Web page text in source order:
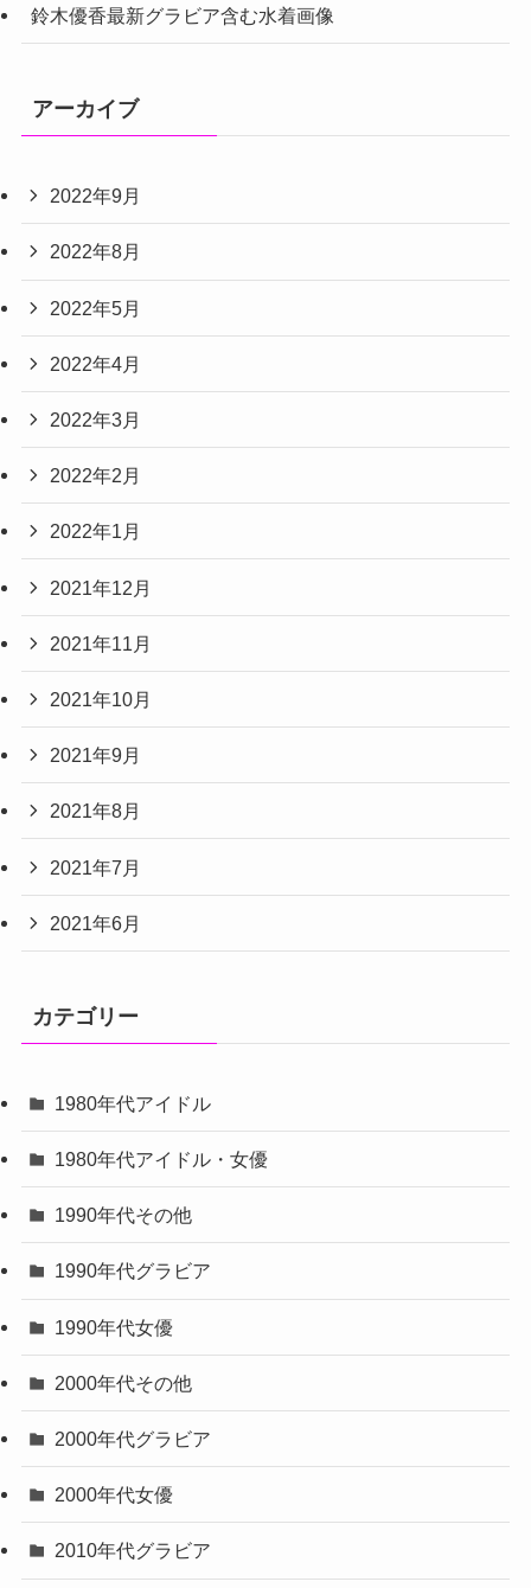
鈴木優香最新グラビア含む水着画像
アーカイブ
2022年9月
2022年8月
2022年5月
2022年4月
2022年3月
2022年2月
2022年1月
2021年12月
2021年11月
2021年10月
2021年9月
2021年8月
2021年7月
2021年6月
カテゴリー
1980年代アイドル
1980年代アイドル・女優
1990年代その他
1990年代グラビア
1990年代女優
2000年代その他
2000年代グラビア
2000年代女優
2010年代グラビア